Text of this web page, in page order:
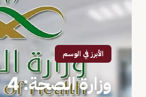
الأبرز في الوسم
وزارة الصحة: 4